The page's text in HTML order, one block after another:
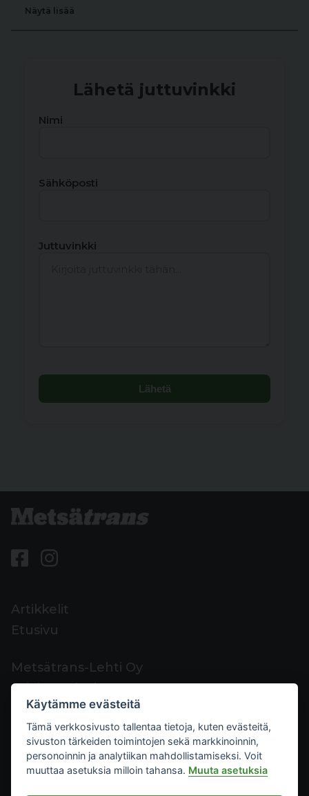
Näytä lisää
Lähetä juttuvinkki
Nimi
Sähköposti
Juttuvinkki
Lähetä
Artikkelit
Etusivu
Metsätrans-Lehti Oy
Asiakaspalvelu
Yhteystiedot
Palaute
Mediakortti
Käytämme evästeitä
Tämä verkkosivusto tallentaa tietoja, kuten evästeitä,
sivuston tärkeiden toimintojen sekä markkinoinnin,
personoinnin ja analytiikan mahdollistamiseksi. Voit
muuttaa asetuksia milloin tahansa. Muuta asetuksia